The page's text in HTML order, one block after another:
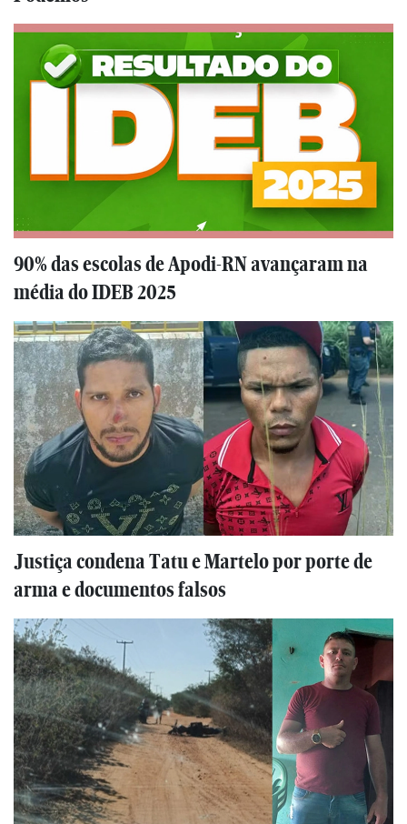
90% das escolas de Apodi-RN avançaram na
média do IDEB 2025
Justiça condena Tatu e Martelo por porte de
arma e documentos falsos